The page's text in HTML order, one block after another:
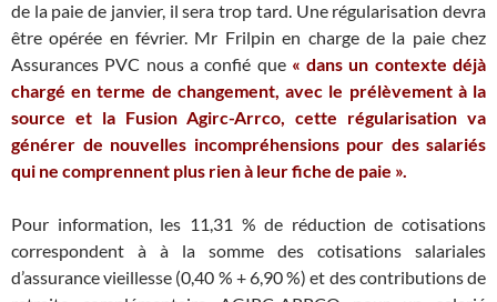
de la paie de janvier, il sera trop tard. Une régularisation devra
être opérée en février. Mr Frilpin en charge de la paie chez
Assurances PVC nous a confié que « dans un contexte déjà
chargé en terme de changement, avec le prélèvement à la
source et la Fusion Agirc-Arrco, cette régularisation va
générer de nouvelles incompréhensions pour des salariés
qui ne comprennent plus rien à leur fiche de paie ».
Pour information, les 11,31 % de réduction de cotisations
correspondent à à la somme des cotisations salariales
d’assurance vieillesse (0,40 % + 6,90 %) et des contributions de